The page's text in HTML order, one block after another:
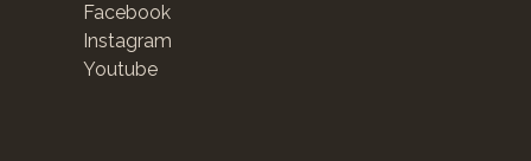
Facebook
Instagram
Youtube